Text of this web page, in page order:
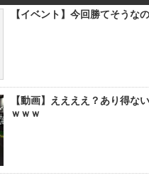
【イベント】今回勝てそうな
【動画】ええええ？あり得な
ｗｗｗ